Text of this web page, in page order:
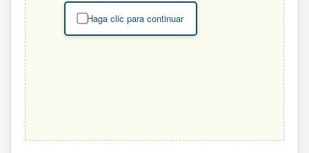
Haga clic para continuar